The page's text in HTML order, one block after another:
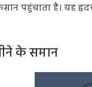
पहुंचाता है। यह
के समान